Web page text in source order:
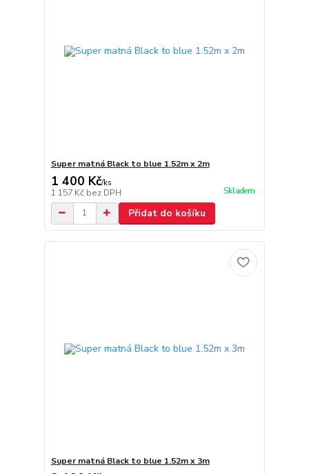
Super matná Black to blue 1.52m x 2m
1 400 Kč/ks
1 157 Kč bez DPH Skladem
Přidat do košíku
Super matná Black to blue 1.52m x 3m